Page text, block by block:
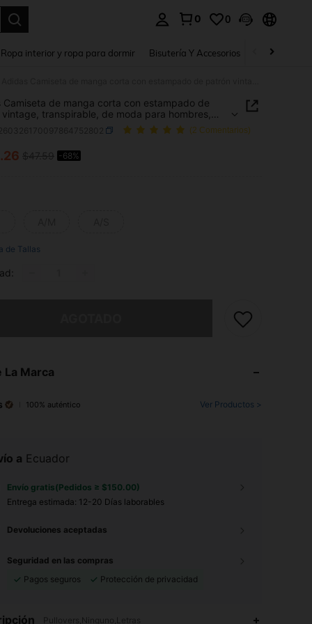
0 0
Ropa interior y ropa para dormir Bisutería Y Accesorios Zapatos
Camiseta de manga corta con estampado de
transpirable, de moda para hombres,
y casual, versátil de cuello redondo IM8264,(2 Comentarios)
AND AVAILABILITY
.26 -68%
de Tallas
La Marca
100% auténtico Ver Productos >
a Ecuador
Envío gratis(Pedidos ≥ $150.00)
Entrega estimada: 12-20 Días laborables
Devoluciones aceptadas
Seguridad en las compras
Pagos seguros
Protección de privacidad
Pullovers,Ninguno,Letras